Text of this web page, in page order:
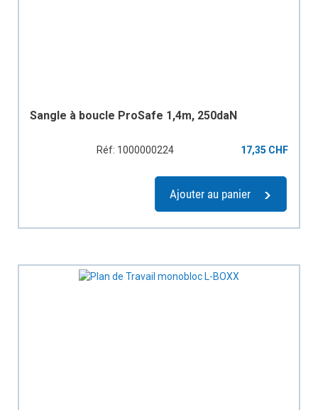
Sangle à boucle ProSafe 1,4m, 250daN
Réf: 1000000224 17,35 CHF
Ajouter au panier